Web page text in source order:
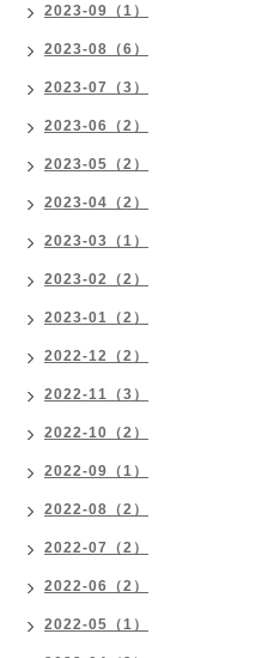
2023-09（1）
2023-08（6）
2023-07（3）
2023-06（2）
2023-05（2）
2023-04（2）
2023-03（1）
2023-02（2）
2023-01（2）
2022-12（2）
2022-11（3）
2022-10（2）
2022-09（1）
2022-08（2）
2022-07（2）
2022-06（2）
2022-05（1）